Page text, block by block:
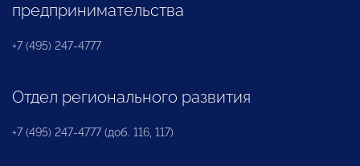
предпринимательства
+7 (495) 247-4777
Отдел регионального развития
+7 (495) 247-4777 (доб. 116, 117)